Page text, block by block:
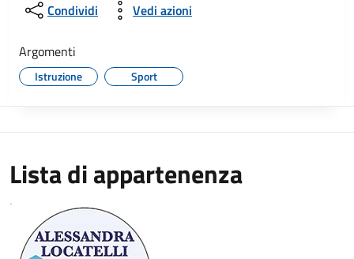
Condividi
Vedi azioni
Argomenti
Istruzione Sport
Lista di appartenenza